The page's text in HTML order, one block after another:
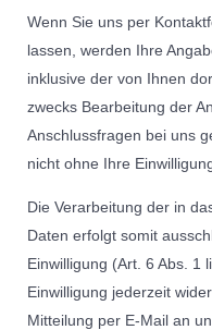
Wenn Sie uns per
lassen, werden Ihre
inklusive der von Ihnen
zwecks Bearbeitung der
Anschlussfragen bei uns
nicht ohne Ihre
Die Verarbeitung der in
Daten erfolgt somit
Einwilligung (Art. 6 Abs. 1
Einwilligung jederzeit
Mitteilung per E-Mail an